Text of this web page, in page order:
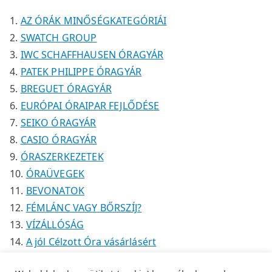
k
k
é
AZ ÓRÁK MINŐSÉGKATEGÓRIÁI
SWATCH GROUP
IWC SCHAFFHAUSEN ÓRAGYÁR
PATEK PHILIPPE ÓRAGYÁR
BREGUET ÓRAGYÁR
EURÓPAI ÓRAIPAR FEJLŐDÉSE
SEIKO ÓRAGYÁR
CASIO ÓRAGYÁR
ÓRASZERKEZETEK
ÓRAÜVEGEK
BEVONATOK
FÉMLÁNC VAGY BŐRSZÍJ?
VÍZÁLLÓSÁG
A jól Célzott Óra vásárlásért